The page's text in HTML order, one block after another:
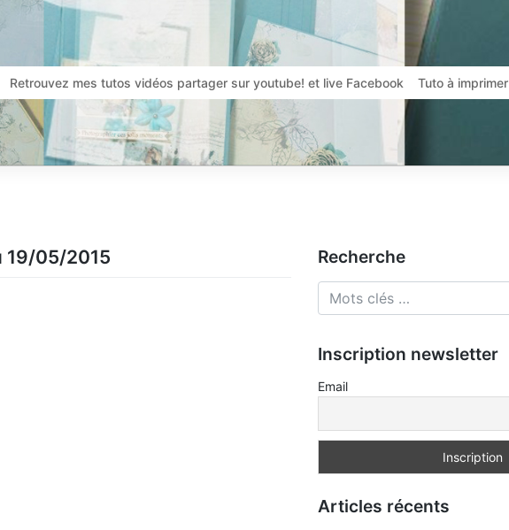
Retrouvez mes tutos vidéos partager sur youtube! et live Facebook Tuto à imprimer
19/05/2015 Recherche
Inscription newsletter
Email
Articles récents